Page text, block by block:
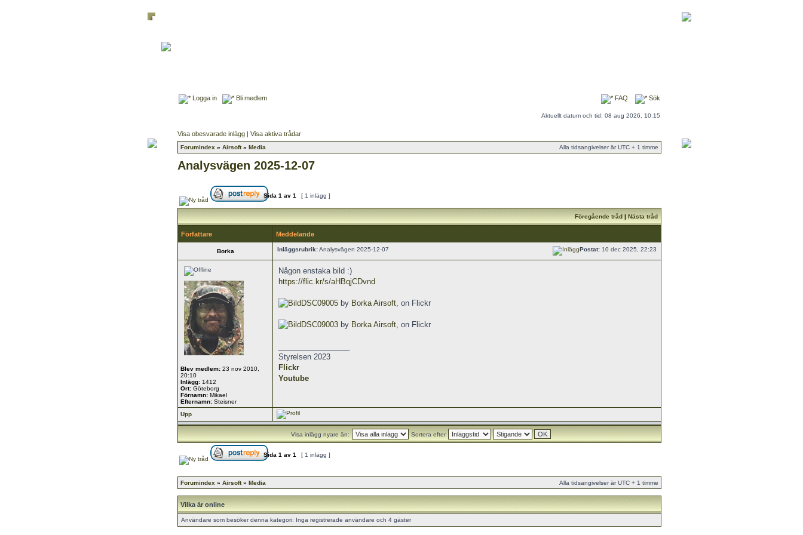
Logga in Bli medlem FAQ Sök
Aktuellt datum och tid: 08 aug 2026, 10:15
Visa obesvarade inlägg | Visa aktiva trådar
Forumindex » Airsoft» Media Alla tidsangivelser är UTC + 1 timme
Analysvägen 2025-12-07
Sida 1 av 1 [ 1 inlägg ]
Föregående tråd|Nästa tråd
Författare Meddelande
Borka Inläggsrubrik:Analysvägen 2025-12-07 Postat: 10 dec 2025, 22:23
Blev medlem: 23 nov 2010,
20:10
Inlägg: 1412
Ort: Göteborg
Förnamn: Mikael
Efternamn: Steisner
Någon enstaka bild :)
https://flic.kr/s/aHBqjCDvnd
DSC09005 by Borka Airsoft, on Flickr
DSC09003 by Borka Airsoft, on Flickr
Styrelsen 2023
Flickr
Youtube
Upp
Visa inlägg nyare än: Sortera efter
Sida 1 av 1 [ 1 inlägg ]
Forumindex » Airsoft» Media Alla tidsangivelser är UTC + 1 timme
Vilka är online
Användare som besöker denna kategori: Inga registrerade användare och 4 gäster